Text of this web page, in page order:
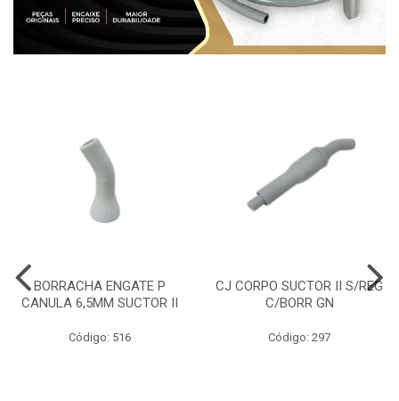
BORRACHA ENGATE P
CANULA 6,5MM SUCTOR II
Código: 516
CJ CORPO SUCTOR II S/REG
C/BORR GN
Código: 297